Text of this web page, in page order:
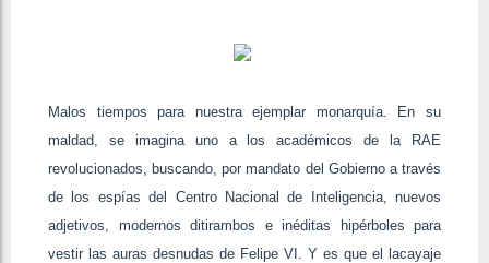
Malos tiempos para nuestra ejemplar monarquía. En su
maldad, se imagina uno a los académicos de la RAE
revolucionados, buscando, por mandato del Gobierno a través
de los espías del Centro Nacional de Inteligencia, nuevos
adjetivos, modernos ditirambos e inéditas hipérboles para
vestir las auras desnudas de Felipe VI. Y es que el lacayaje